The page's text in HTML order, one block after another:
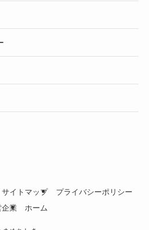
サイトマップ
プライバシーポリシー
企業
ホーム